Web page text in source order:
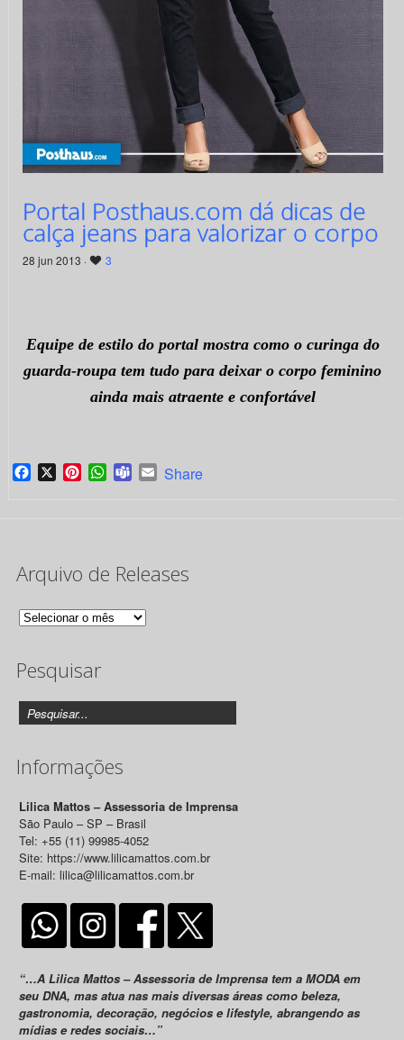
Portal Posthaus.com dá dicas de
calça jeans para valorizar o corpo
28 jun 2013 · 3
Equipe de estilo do portal mostra como o curinga do
guarda-roupa tem tudo para deixar o corpo feminino
ainda mais atraente e confortável
Facebook
X PinterestWhatsApp
TeamsEmail
Share
Arquivo de Releases
Arquivo
Releases
Pesquisar
Informações
Lilica Mattos – Assessoria de Imprensa
São Paulo – SP – Brasil
Tel: +55 (11) 99985-4052
Site: https://www.lilicamattos.com.br
E-mail: lilica@lilicamattos.com.br
“…A Lilica Mattos – Assessoria de Imprensa tem a MODA em
seu DNA, mas atua nas mais diversas áreas como beleza,
gastronomia, decoração, negócios e lifestyle, abrangendo as
mídias e redes sociais…”